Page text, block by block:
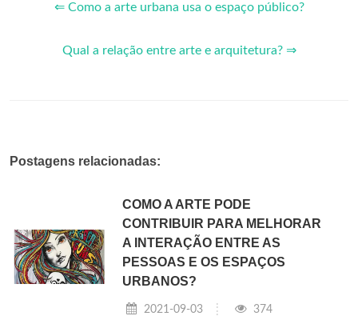
⇐ Como a arte urbana usa o espaço público?
Qual a relação entre arte e arquitetura? ⇒
Postagens relacionadas:
COMO A ARTE PODE
CONTRIBUIR PARA MELHORAR
A INTERAÇÃO ENTRE AS
PESSOAS E OS ESPAÇOS
URBANOS?
2021-09-03 374